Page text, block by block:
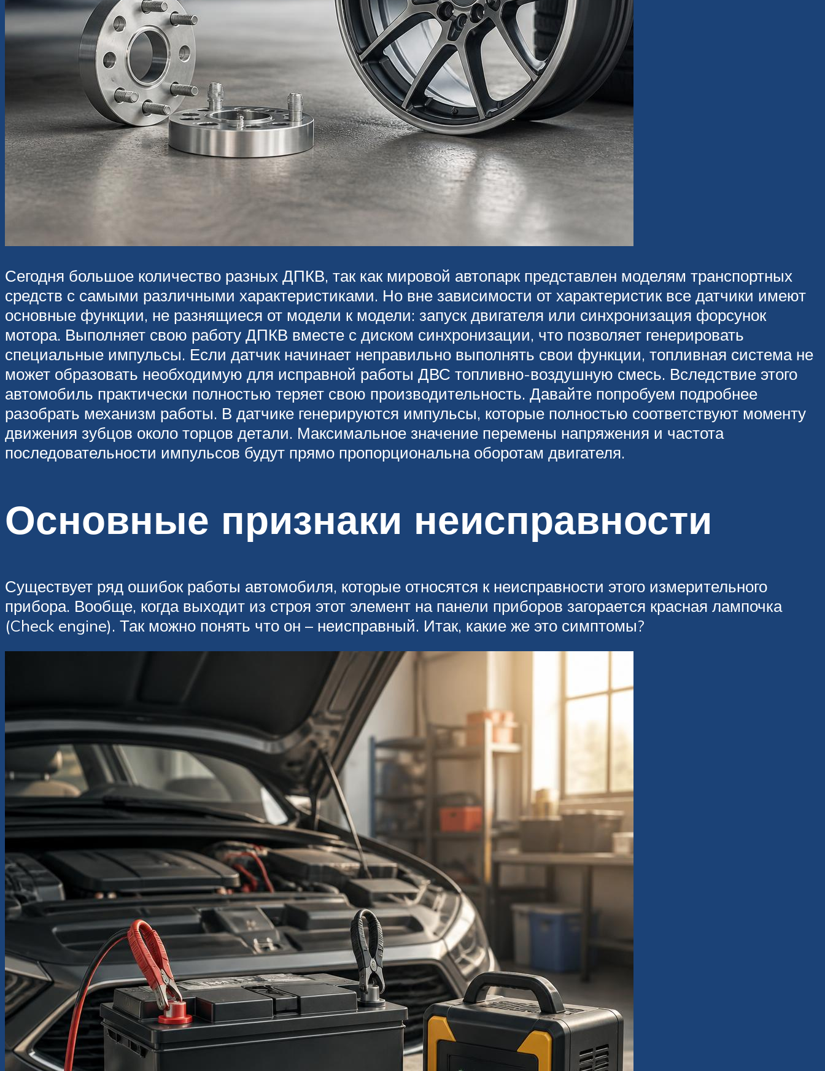
Сегодня большое количество разных ДПКВ, так как мировой автопарк представлен моделям транспортных
средств с самыми различными характеристиками. Но вне зависимости от характеристик все датчики имеют
основные функции, не разнящиеся от модели к модели: запуск двигателя или синхронизация форсунок
мотора. Выполняет свою работу ДПКВ вместе с диском синхронизации, что позволяет генерировать
специальные импульсы. Если датчик начинает неправильно выполнять свои функции, топливная система не
может образовать необходимую для исправной работы ДВС топливно-воздушную смесь. Вследствие этого
автомобиль практически полностью теряет свою производительность. Давайте попробуем подробнее
разобрать механизм работы. В датчике генерируются импульсы, которые полностью соответствуют моменту
движения зубцов около торцов детали. Максимальное значение перемены напряжения и частота
последовательности импульсов будут прямо пропорциональна оборотам двигателя.
Основные признаки неисправности
Существует ряд ошибок работы автомобиля, которые относятся к неисправности этого измерительного
прибора. Вообще, когда выходит из строя этот элемент на панели приборов загорается красная лампочка
(Check engine). Так можно понять что он – неисправный. Итак, какие же это симптомы?